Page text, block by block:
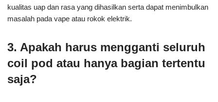
kualitas uap dan rasa yang dihasilkan serta dapat menimbulkan
masalah pada vape atau rokok elektrik.
3. Apakah harus mengganti seluruh
coil pod atau hanya bagian tertentu
saja?